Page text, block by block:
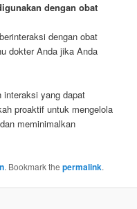
dengan obat
dengan obat
dokter Anda jika Anda
interaksi yang dapat
proaktif untuk mengelola
meminimalkan
. Bookmark thepermalink.